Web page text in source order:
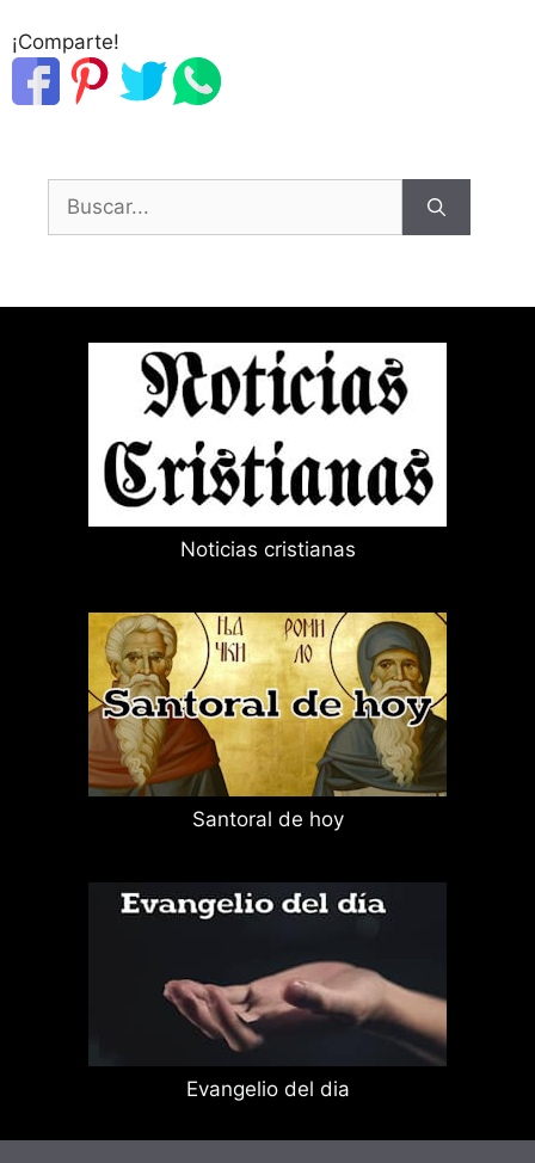
¡Comparte!
Buscar:
Noticias cristianas
Santoral de hoy
Evangelio del dia